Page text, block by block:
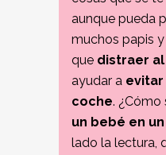
aunque pueda
muchos papis
que distraer
ayudar a evitar
coche. ¿Cómo
un bebé en
lado la lectura,